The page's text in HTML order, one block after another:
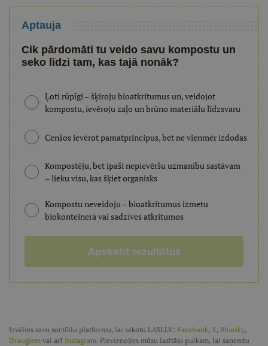
Aptauja
Cik pārdomāti tu veido savu kompostu un
seko līdzi tam, kas tajā nonāk?
Ļoti rūpīgi – šķiroju bioatkritumus un, veidojot
kompostu, ievēroju zaļo un brūno materiālu līdzsvaru
Cenšos ievērot pamatprincipus, bet ne vienmēr izdodas
Kompostēju, bet īpaši nepievēršu uzmanību sastāvam
– lieku visu, kas šķiet organisks
Kompostu neveidoju – bioatkritumus izmetu
biokonteinerā vai sadzīves atkritumos
Apskatīt rezultātus
Izvēlies savu soctīklu platformu, lai sekotu LASI.LV: Facebook, X, Bluesky,
Draugiem vai arī Instagram. Pievienojies mūsu lasītāju pulkam, lai saņemtu